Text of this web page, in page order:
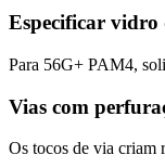
Especificar vidro
Para 56G+ PAM4,
Vias com
Os tocos de via criam